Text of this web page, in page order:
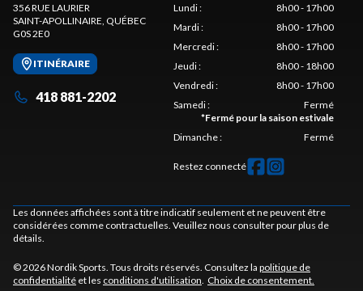
356 RUE LAURIER
SAINT-APOLLINAIRE, QUÉBEC
G0S 2E0
ITINÉRAIRE
418 881-2202
Lundi:
8h00 - 17h00
Mardi:
8h00 - 17h00
Mercredi:
8h00 - 17h00
Jeudi:
8h00 - 18h00
Vendredi:
8h00 - 17h00
Samedi:
Fermé
*Fermé pour la saison estivale
Dimanche: Fermé
Restez connecté
Les données affichées sont à titre indicatif seulement et ne peuvent être
considérées comme contractuelles. Veuillez nous consulter pour plus de
détails.
© 2026 Nordik Sports. Tous droits réservés. Consultez la politique de
confidentialité et les conditions d'utilisation. Choix de consentement.